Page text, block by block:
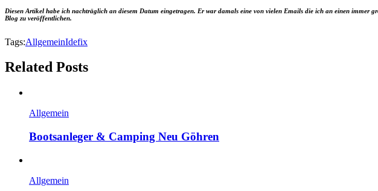
Diesen Artikel habe ich nachträglich an diesem Datum eingetragen. Er war damals eine von vielen Emails die ich an einen
Blog zu veröffentlichen.
Tags:AllgemeinIdefix
Related Posts
Allgemein
Bootsanleger & Camping Neu Göhren
Allgemein